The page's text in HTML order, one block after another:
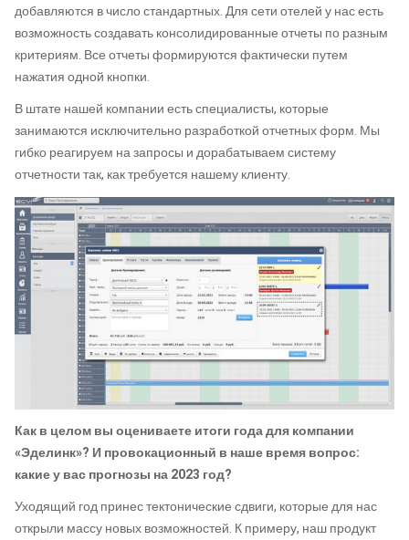
добавляются в число стандартных. Для сети отелей у нас есть
возможность создавать консолидированные отчеты по разным
критериям. Все отчеты формируются фактически путем
нажатия одной кнопки.
В штате нашей компании есть специалисты, которые
занимаются исключительно разработкой отчетных форм. Мы
гибко реагируем на запросы и дорабатываем систему
отчетности так, как требуется нашему клиенту.
Как в целом вы оцениваете итоги года для компании
«Эделинк»? И провокационный в наше время вопрос:
какие у вас прогнозы на 2023 год?
Уходящий год принес тектонические сдвиги, которые для нас
открыли массу новых возможностей. К примеру, наш продукт